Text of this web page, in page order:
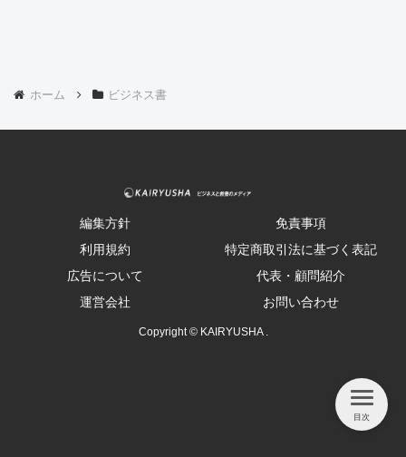
ホーム ビジネス書
編集方針
免責事項
利用規約
特定商取引法に基づく表記
広告について
代表・顧問紹介
運営会社
お問い合わせ
Copyright © KAIRYUSHA .
目次